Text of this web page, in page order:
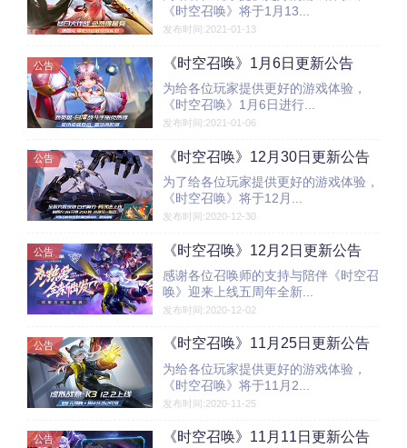
《时空召唤》将于1月13...
发布时间:2021-01-13
公告 《时空召唤》1月6日更新公告
为给各位玩家提供更好的游戏体验，
《时空召唤》1月6日进行...
发布时间:2021-01-06
公告 《时空召唤》12月30日更新公告
为了给各位玩家提供更好的游戏体验，
《时空召唤》将于12月...
发布时间:2020-12-30
公告 《时空召唤》12月2日更新公告
感谢各位召唤师的支持与陪伴《时空召
唤》迎来上线五周年全新...
发布时间:2020-12-02
公告 《时空召唤》11月25日更新公告
为给各位玩家提供更好的游戏体验，
《时空召唤》将于11月2...
发布时间:2020-11-25
公告 《时空召唤》11月11日更新公告